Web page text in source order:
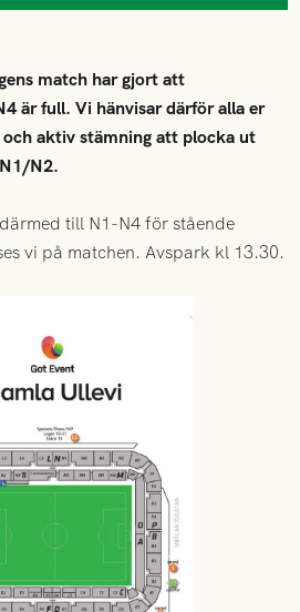
match har gjort att
är full. Vi hänvisar därför alla er
aktiv stämning att plocka ut
N2.
till N1-N4 för stående
vi på matchen. Avspark kl 13.30.